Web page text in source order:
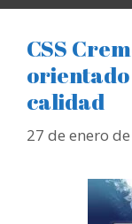
CSS
orientado
calidad
27 de enero